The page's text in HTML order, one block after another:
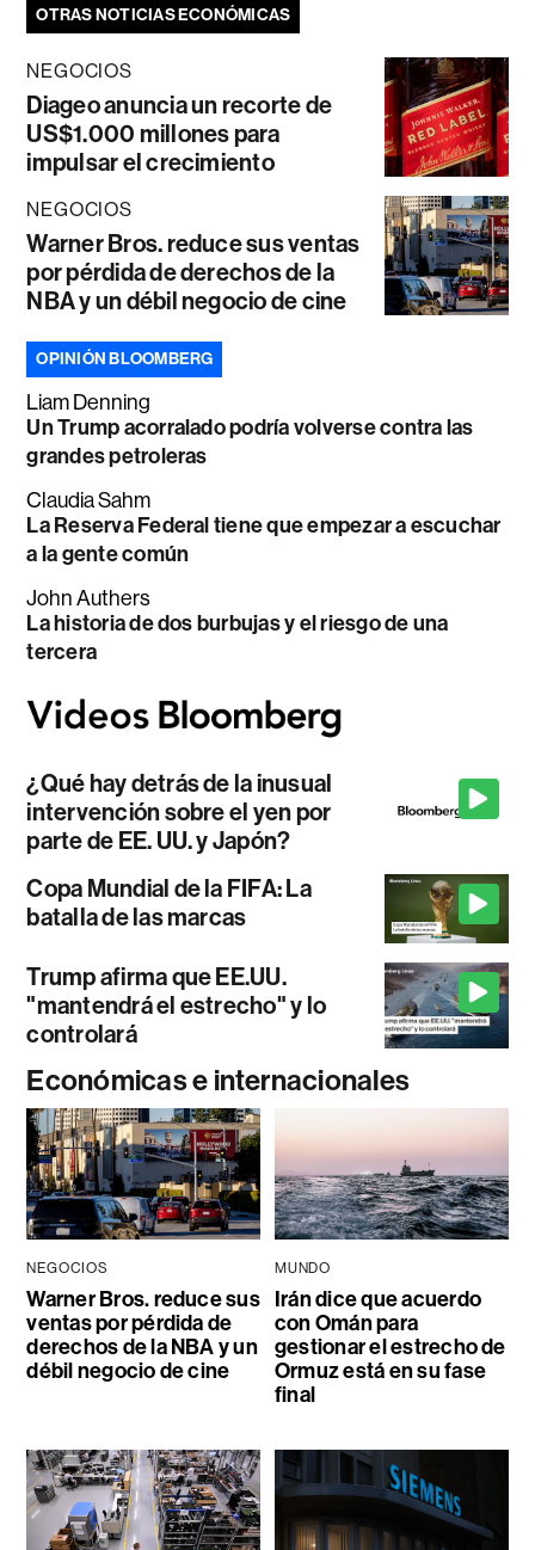
OTRAS NOTICIAS ECONÓMICAS
NEGOCIOS
Diageo anuncia un recorte de
US$1.000 millones para
impulsar el crecimiento
NEGOCIOS
Warner Bros. reduce sus ventas
por pérdida de derechos de la
NBA y un débil negocio de cine
OPINIÓN BLOOMBERG
Liam Denning
Un Trump acorralado podría volverse contra las
grandes petroleras
Claudia Sahm
La Reserva Federal tiene que empezar a escuchar
a la gente común
John Authers
La historia de dos burbujas y el riesgo de una
tercera
¿Qué hay detrás de la inusual
intervención sobre el yen por
parte de EE. UU. y Japón?
Copa Mundial de la FIFA: La
batalla de las marcas
Trump afirma que EE.UU.
"mantendrá el estrecho" y lo
controlará
Económicas e internacionales
NEGOCIOS
Warner Bros. reduce sus
ventas por pérdida de
derechos de la NBA y un
débil negocio de cine
MUNDO
Irán dice que acuerdo
con Omán para
gestionar el estrecho de
Ormuz está en su fase
final